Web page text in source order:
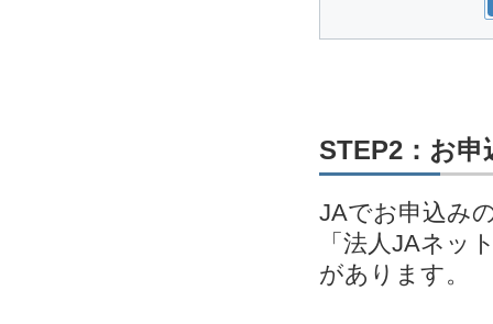
STEP2：お申
JAでお申込み
「法人JAネッ
があります。